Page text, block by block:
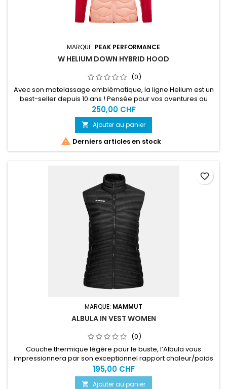
MARQUE: PEAK PERFORMANCE
W HELIUM DOWN HYBRID HOOD
(0)
Avec son matelassage emblématique, la ligne Helium est un
best-seller depuis 10 ans ! Pensée pour vos aventures au
grand air par temps frais, cette veste à capuche hybride est
ultralégère et compacte une fois pliée.
250,00 CHF
 Ajouter au panier
 Derniers articles en stock
MARQUE: MAMMUT
ALBULA IN VEST WOMEN
(0)
Couche thermique légère pour le buste, l’Albula vous
impressionnera par son exceptionnel rapport chaleur/poids
dès que vous l’enfilerez.
195,00 CHF
 Ajouter au panier
favorite_border